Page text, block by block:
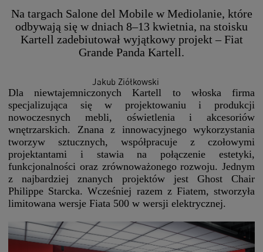
Na targach Salone del Mobile w Mediolanie, które
odbywają się w dniach 8–13 kwietnia, na stoisku
Kartell zadebiutował wyjątkowy projekt – Fiat
Grande Panda Kartell.
Jakub Ziółkowski
Dla niewtajemniczonych Kartell to włoska firma
specjalizująca się w projektowaniu i produkcji
nowoczesnych mebli, oświetlenia i akcesoriów
wnętrzarskich. Znana z innowacyjnego wykorzystania
tworzyw sztucznych, współpracuje z czołowymi
projektantami i stawia na połączenie estetyki,
funkcjonalności oraz zrównoważonego rozwoju. Jednym
z najbardziej znanych projektów jest Ghost Chair
Philippe Starcka. Wcześniej razem z Fiatem, stworzyła
limitowana wersje Fiata 500 w wersji elektrycznej.